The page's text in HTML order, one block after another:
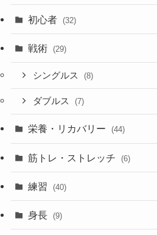
初心者 (32)
戦術 (29)
シングルス (8)
ダブルス (7)
栄養・リカバリー (44)
筋トレ・ストレッチ (6)
練習 (40)
身長 (9)